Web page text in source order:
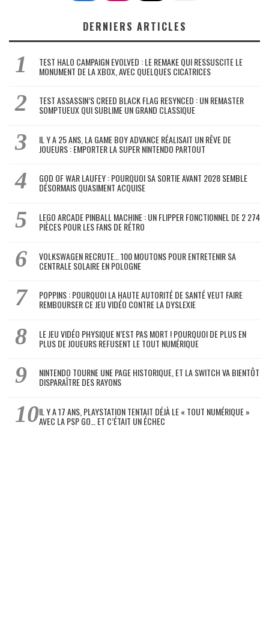
DERNIERS ARTICLES
TEST HALO CAMPAIGN EVOLVED : LE REMAKE QUI RESSUSCITE LE
MONUMENT DE LA XBOX, AVEC QUELQUES CICATRICES
TEST ASSASSIN’S CREED BLACK FLAG RESYNCED : UN REMASTER
SOMPTUEUX QUI SUBLIME UN GRAND CLASSIQUE
IL Y A 25 ANS, LA GAME BOY ADVANCE RÉALISAIT UN RÊVE DE
JOUEURS : EMPORTER LA SUPER NINTENDO PARTOUT
GOD OF WAR LAUFEY : POURQUOI SA SORTIE AVANT 2028 SEMBLE
DÉSORMAIS QUASIMENT ACQUISE
LEGO ARCADE PINBALL MACHINE : UN FLIPPER FONCTIONNEL DE 2 274
PIÈCES POUR LES FANS DE RÉTRO
VOLKSWAGEN RECRUTE… 100 MOUTONS POUR ENTRETENIR SA
CENTRALE SOLAIRE EN POLOGNE
POPPINS : POURQUOI LA HAUTE AUTORITÉ DE SANTÉ VEUT FAIRE
REMBOURSER CE JEU VIDÉO CONTRE LA DYSLEXIE
LE JEU VIDÉO PHYSIQUE N’EST PAS MORT ! POURQUOI DE PLUS EN
PLUS DE JOUEURS REFUSENT LE TOUT NUMÉRIQUE
NINTENDO TOURNE UNE PAGE HISTORIQUE, ET LA SWITCH VA BIENTÔT
DISPARAÎTRE DES RAYONS
IL Y A 17 ANS, PLAYSTATION TENTAIT DÉJÀ LE « TOUT NUMÉRIQUE »
AVEC LA PSP GO… ET C’ÉTAIT UN ÉCHEC